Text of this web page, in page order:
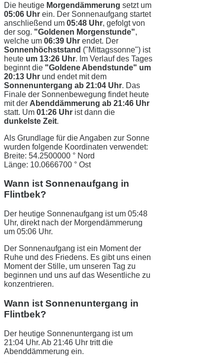
Die heutige Morgendämmerung setzt um
05:06 Uhr ein. Der Sonnenaufgang startet
anschließend um 05:48 Uhr, gefolgt von
der sog. "Goldenen Morgenstunde",
welche um 06:39 Uhr endet. Der
Sonnenhöchststand ("Mittagssonne") ist
heute um 13:26 Uhr. Im Verlauf des Tages
beginnt die "Goldene Abendstunde" um
20:13 Uhr und endet mit dem
Sonnenuntergang ab 21:04 Uhr. Das
Finale der Sonnenbewegung findet heute
mit der Abenddämmerung ab 21:46 Uhr
statt. Um 01:26 Uhr ist dann die
dunkelste Zeit.
Als Grundlage für die Angaben zur Sonne
wurden folgende Koordinaten verwendet:
Breite: 54.2500000 ° Nord
Länge: 10.0666700 ° Ost
Wann ist Sonnenaufgang in
Flintbek?
Der heutige Sonnenaufgang ist um 05:48
Uhr, direkt nach der Morgendämmerung
um 05:06 Uhr.
Der Sonnenaufgang ist ein Moment der
Ruhe und des Friedens. Es gibt uns einen
Moment der Stille, um unseren Tag zu
beginnen und uns auf das Wesentliche zu
konzentrieren.
Wann ist Sonnenuntergang in
Flintbek?
Der heutige Sonnenuntergang ist um
21:04 Uhr. Ab 21:46 Uhr tritt die
Abenddämmerung ein.